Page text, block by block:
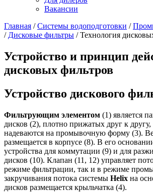
Вакансии
Главная /Системы водоподготовки /
/ Дисковые фильтры /Технология
Устройство и принцип
дисковых фильтров
Устройство дискового
Фильтрующим элементом (1) является
дисков (2), плотно прижатых друг к другу,
надеваются на промывочную форму (3).
размещается в корпусе (8). В его
устройства для коммутации (9) и для
дисков (10). Клапан (11, 12) управляет
режиме фильтрации, так и в режиме
закручивания потока системы Helix на
дисков размещается крыльчатка (4).